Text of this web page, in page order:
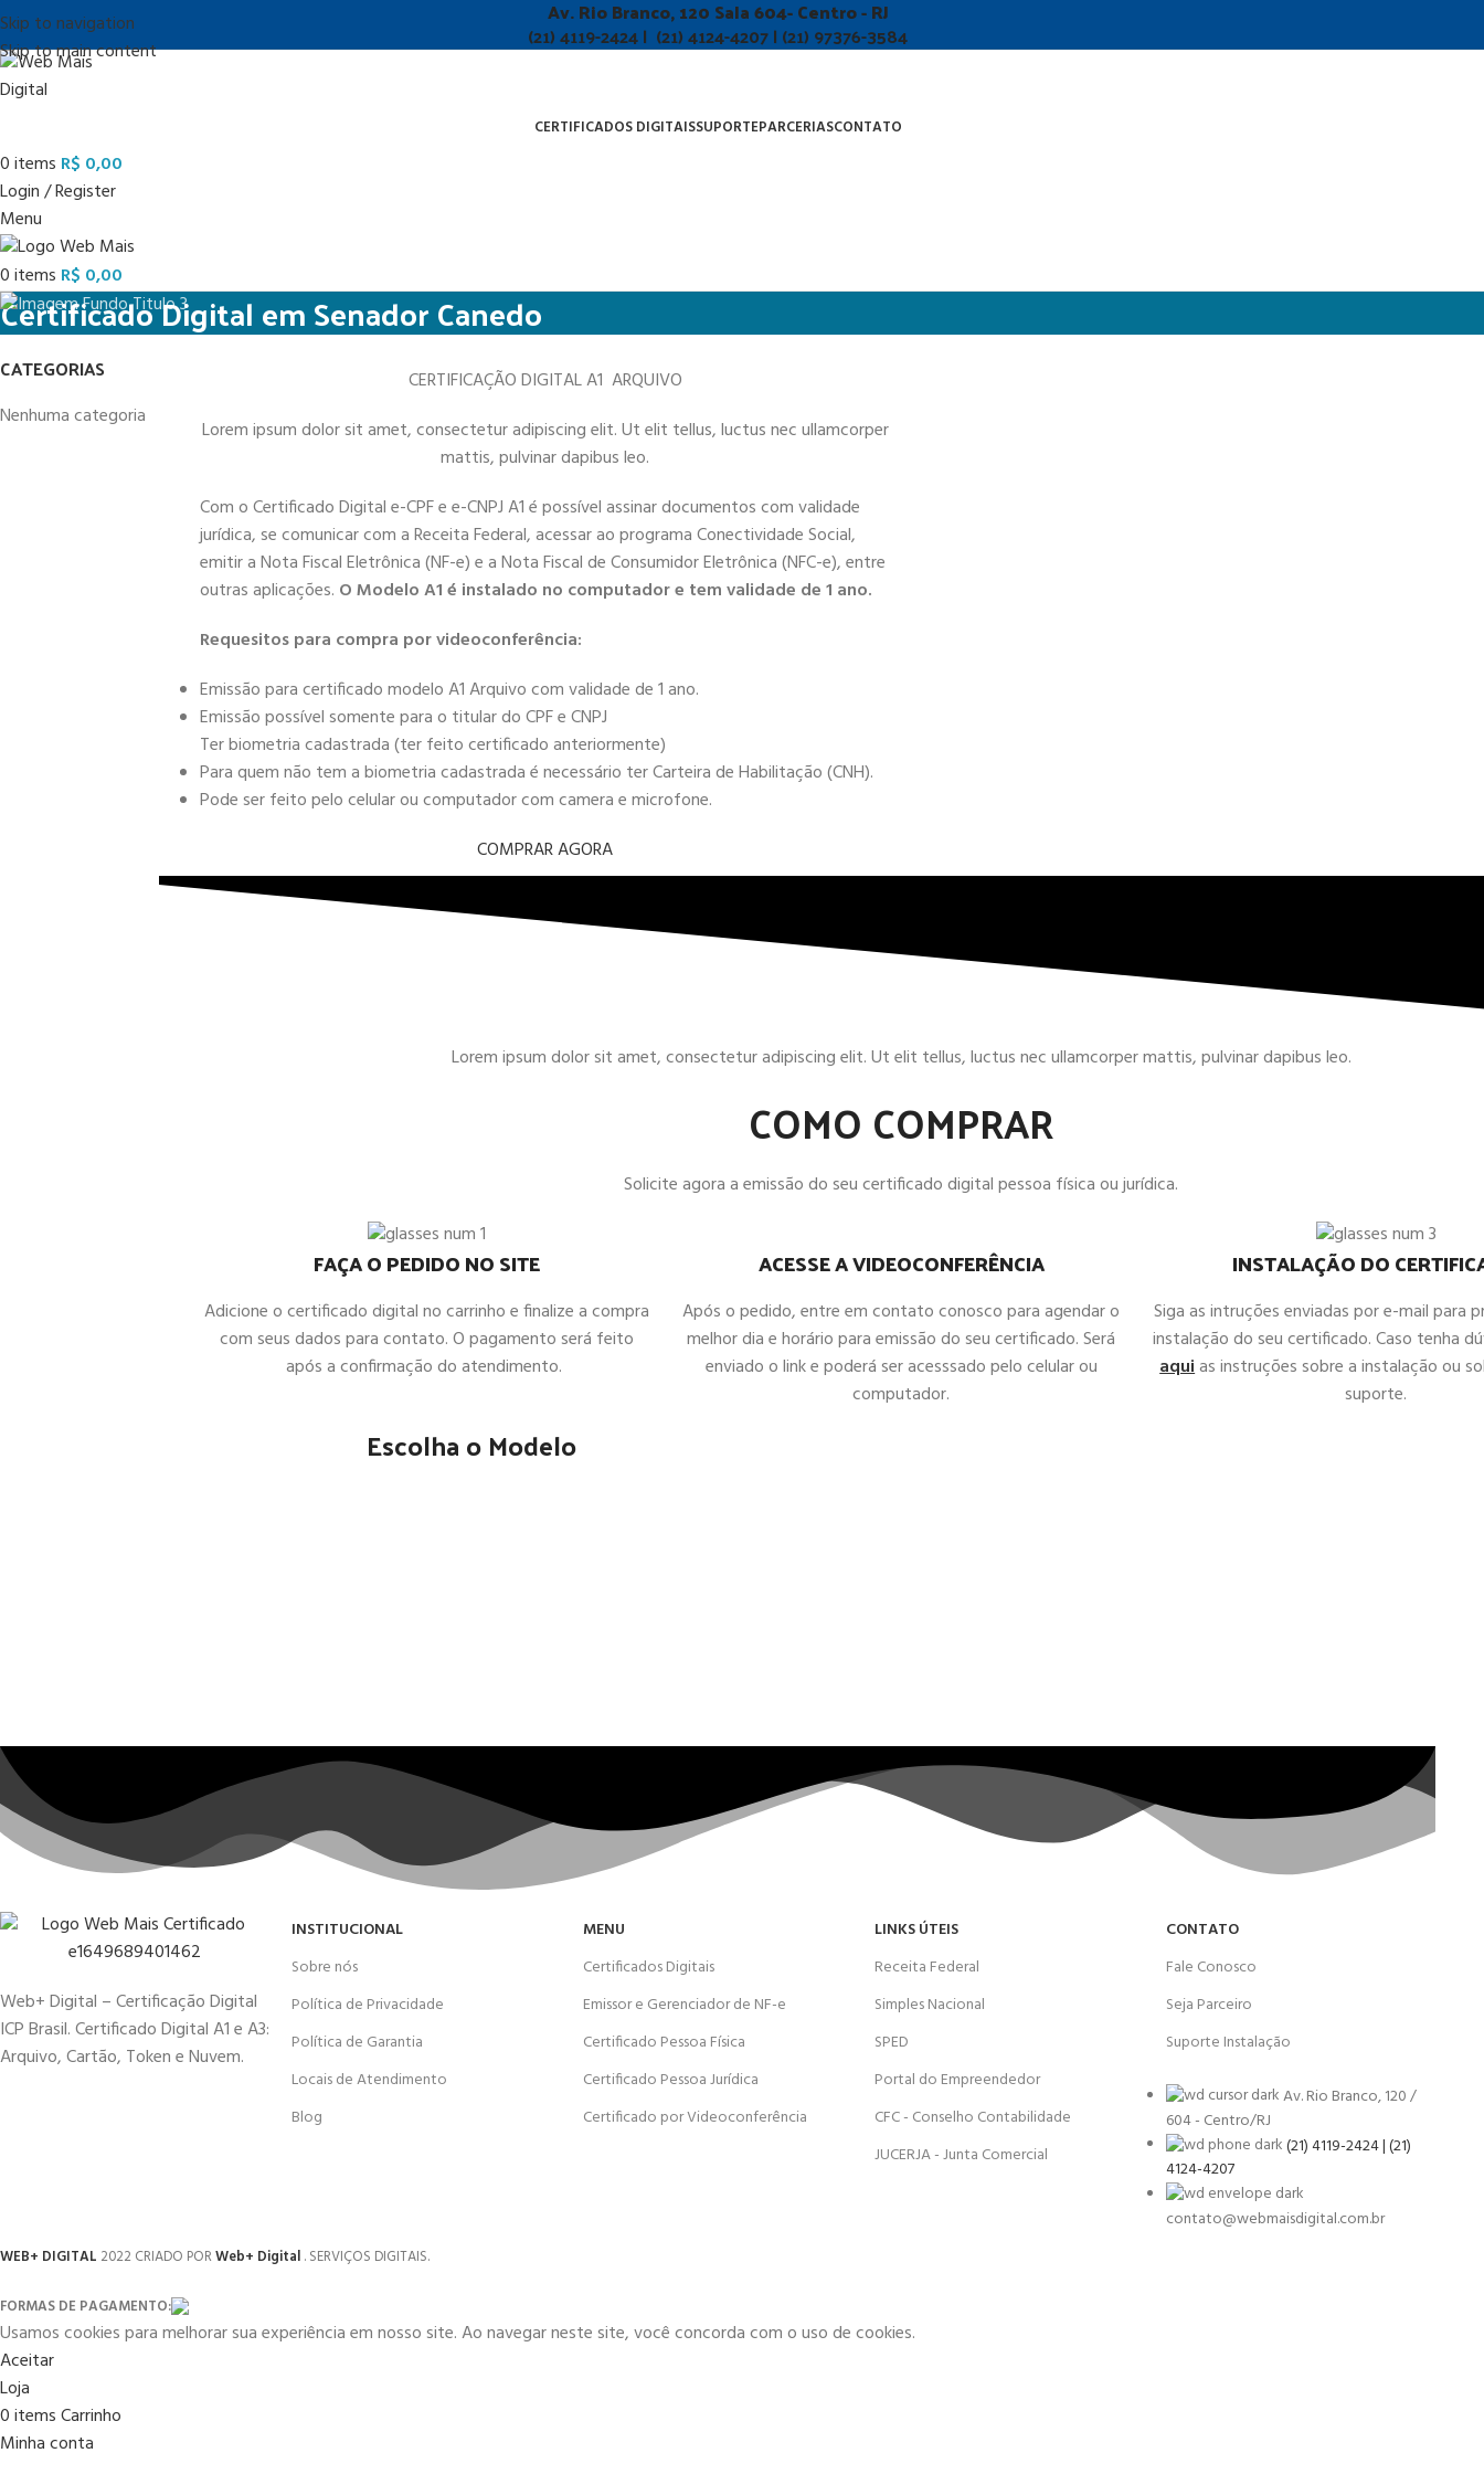
Skip to navigation
Skip to main content
Av. Rio Branco, 120 Sala 604- Centro - RJ
(21) 4119-2424 | (21) 4124-4207 | (21) 97376-3584
CERTIFICADOS DIGITAISSUPORTEPARCERIASCONTATO
0items R$ 0,00
Login / Register
Menu
0items R$ 0,00
Certificado Digital em Senador Canedo
CATEGORIAS
Nenhuma categoria
CERTIFICAÇÃO DIGITAL A1 ARQUIVO
Lorem ipsum dolor sit amet, consectetur adipiscing elit. Ut elit tellus, luctus nec ullamcorper
mattis, pulvinar dapibus leo.
Com o Certificado Digital e-CPF e e-CNPJ A1 é possível assinar documentos com validade
jurídica, se comunicar com a Receita Federal, acessar ao programa Conectividade Social,
emitir a Nota Fiscal Eletrônica (NF-e) e a Nota Fiscal de Consumidor Eletrônica (NFC-e), entre
outras aplicações. O Modelo A1 é instalado no computador e tem validade de 1 ano.
Requesitos para compra por videoconferência:
Emissão para certificado modelo A1 Arquivo com validade de 1 ano.
Emissão possível somente para o titular do CPF e CNPJ
Ter biometria cadastrada (ter feito certificado anteriormente)
Para quem não tem a biometria cadastrada é necessário ter Carteira de Habilitação (CNH).
Pode ser feito pelo celular ou computador com camera e microfone.
COMPRAR AGORA
Lorem ipsum dolor sit amet, consectetur adipiscing elit. Ut elit tellus, luctus nec ullamcorper mattis, pulvinar dapibus leo.
COMO COMPRAR
Solicite agora a emissão do seu certificado digital pessoa física ou jurídica.
FAÇA O PEDIDO NO SITE
Adicione o certificado digital no carrinho e finalize a compra
com seus dados para contato. O pagamento será feito
após a confirmação do atendimento.
ACESSE A VIDEOCONFERÊNCIA
Após o pedido, entre em contato conosco para agendar o
melhor dia e horário para emissão do seu certificado. Será
enviado o link e poderá ser acesssado pelo celular ou
computador.
INSTALAÇÃO DO
Siga as intruções enviadas por e-mail para
instalação do seu certificado. Caso tenha
aquias instruções sobre a instalação ou
suporte.
Escolha o Modelo
Web+ Digital – Certificação Digital
ICP Brasil. Certificado Digital A1 e A3:
Arquivo, Cartão, Token e Nuvem.
INSTITUCIONAL
Sobre nós
Política de Privacidade
Política de Garantia
Locais de Atendimento
Blog
MENU
Certificados Digitais
Emissor e Gerenciador de NF-e
Certificado Pessoa Física
Certificado Pessoa Jurídica
Certificado por Videoconferência
LINKS ÚTEIS
Receita Federal
Simples Nacional
SPED
Portal do Empreendedor
CFC - Conselho Contabilidade
JUCERJA - Junta Comercial
CONTATO
Fale Conosco
Seja Parceiro
Suporte Instalação
Av. Rio Branco, 120 /
604 - Centro/RJ
(21) 4119-2424 | (21)
4124-4207
contato@webmaisdigital.com.br
WEB+ DIGITAL 2022 CRIADO PORWeb+ Digital. SERVIÇOS DIGITAIS.
FORMAS DE PAGAMENTO:
Usamos cookies para melhorar sua experiência em nosso site. Ao navegar neste site, você concorda com o uso de cookies.
Aceitar
Loja
0itemsCarrinho
Minha conta